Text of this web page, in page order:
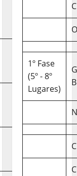
1º Fase
(5º - 8º
Lugares)
B